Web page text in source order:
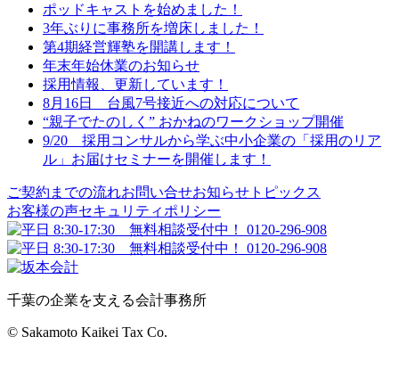
ポッドキャストを始めました！
3年ぶりに事務所を増床しました！
第4期経営輝塾を開講します！
年末年始休業のお知らせ
採用情報、更新しています！
8月16日 台風7号接近への対応について
“親子でたのしく” おかねのワークショップ開催
9/20 採用コンサルから学ぶ中小企業の「採用のリア
ル」お届けセミナーを開催します！
ご契約までの流れお問い合せお知らせ トピックス
お客様の声セキュリティポリシー
千葉の企業を支える会計事務所
© Sakamoto Kaikei Tax Co.